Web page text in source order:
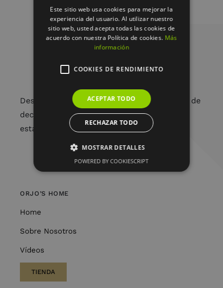
Desde arreglos florales únicos hasta piezas de
decoración cuidadosamente seleccionadas,
estamos aquí para embellecer tu vida.
ORJO’S HOME
Home
Sobre Nosotros
Vídeos
TIENDA
Este sitio web usa cookies para mejorar la
experiencia del usuario. Al utilizar nuestro
sitio web, usted acepta todas las cookies de
acuerdo con nuestra Política de cookies. Más
información
COOKIES DE RENDIMIENTO
ACEPTAR TODO
RECHAZAR TODO
MOSTRAR DETALLES
POWERED BY COOKIESCRIPT